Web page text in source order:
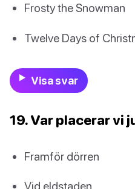
Frosty the Snowman
Twelve Days of
Visa svar
19. Var placerar vi
Framför dörren
Vid eldstaden